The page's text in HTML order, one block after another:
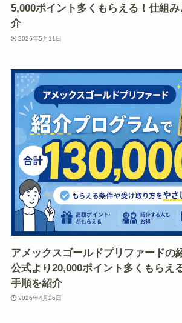
5,000ポイント多くもらえる！仕組
介
2026年5月11日
アメックスゴールドプリファードの
公式より20,000ポイント多くもらえ
手順を紹介
2026年4月26日